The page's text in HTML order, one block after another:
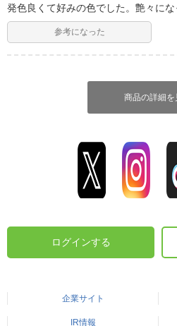
発色良くて好みの色でした。艶々にな
参考になった
商品の詳細を
ログインする
企業サイト
IR情報